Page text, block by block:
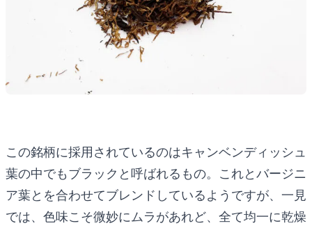
この銘柄に採用されているのはキャンベンディッシュ
葉の中でもブラックと呼ばれるもの。これとバージニ
ア葉とを合わせてブレンドしているようですが、一見
では、色味こそ微妙にムラがあれど、全て均一に乾燥